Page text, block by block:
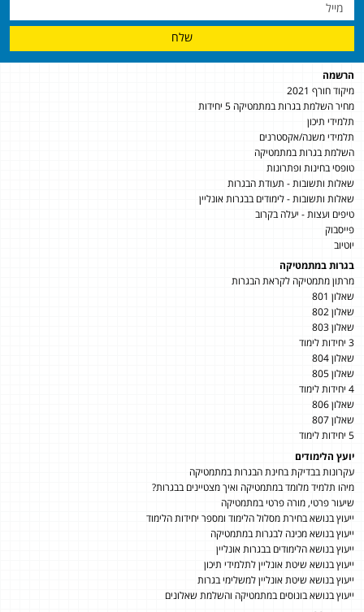
שלח
הרשמה
מיקוד חורף 2021
מחיר השלמת בגרות במתמטיקה 5 יחידות
תלמידי תיכון
תלמידי משנה/אקסטרנים
השלמת בגרות במתמטיקה
טופסי בחינות ופתרונות
שאלות ותשובות - תעודת הבגרות
שאלות ותשובות - לימודים בבגרות אונליין
טיפים ועצות - יעלה בקרוב
פייסבוק
יוטיוב
בגרות במתמטיקה
מרתון מתמטיקה לקראת הבגרות
שאלון 801
שאלון 802
שאלון 803
3 יחידות לימוד
שאלון 804
שאלון 805
4 יחידות לימוד
שאלון 806
שאלון 807
5 יחידות לימוד
יועץ הלימודים
עקרונות בבדיקת בחינת הבגרות במתמטיקה
מיהו תלמיד מלומד במתמטיקה ואיך מצטיינים בבגרות?
שיעור פרטי, מורה פרטי במתמטיקה
ייעוץ בנושא בחירת מסלול הלימוד ומספר יחידות הלימוד
ייעוץ בנושא מכינה לבגרות במתמטיקה
ייעוץ בנושא הלימודים בבגרות אונליין
ייעוץ בנושא שיטת אונליין לתלמידי תיכון
ייעוץ בנושא שיטת אונליין למשלימי בגרות
ייעוץ בנושא בונוסים במתמטיקה והשלמת שאלונים